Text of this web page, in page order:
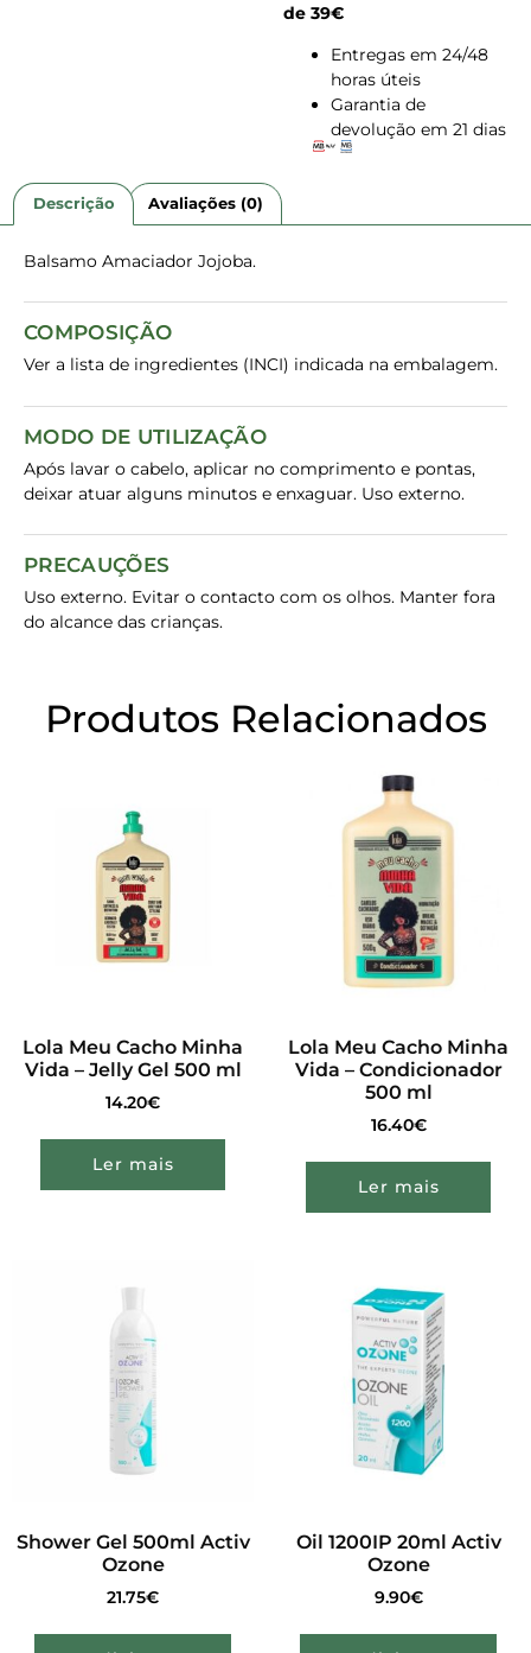
de 39€
Entregas em 24/48
horas úteis
Garantia de
devolução em 21 dias
Descrição Avaliações (0)
Balsamo Amaciador Jojoba.
COMPOSIÇÃO
Ver a lista de ingredientes (INCI) indicada na embalagem.
MODO DE UTILIZAÇÃO
Após lavar o cabelo, aplicar no comprimento e pontas,
deixar atuar alguns minutos e enxaguar. Uso externo.
PRECAUÇÕES
Uso externo. Evitar o contacto com os olhos. Manter fora
do alcance das crianças.
Produtos Relacionados
Lola Meu Cacho Minha
Vida – Jelly Gel 500 ml
14.20€
Ler mais
Lola Meu Cacho Minha
Vida – Condicionador
500 ml
16.40€
Ler mais
Shower Gel 500ml Activ
Ozone
21.75€
Oil 1200IP 20ml Activ
Ozone
9.90€